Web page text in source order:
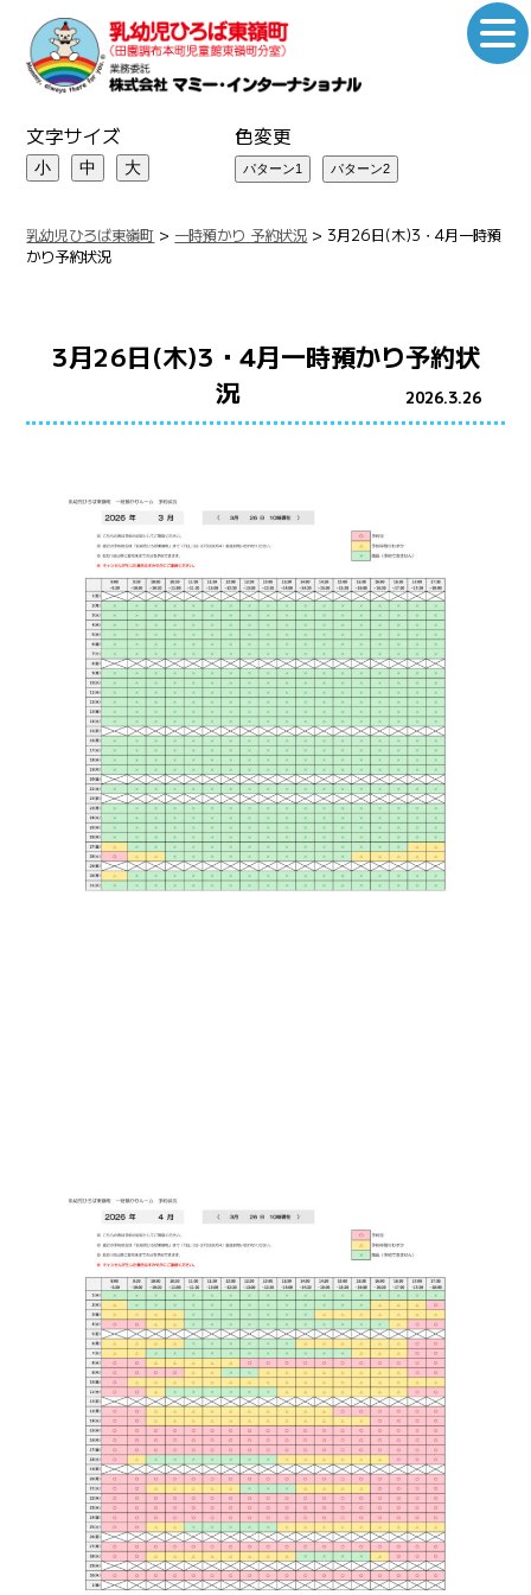
文字サイズ
小 中 大
色変更
乳幼児ひろば東嶺町 > 一時預かり 予約状況 > 3月26日(木)3・4月一時預
かり予約状況
3月26日(木)3・4月一時預かり予約状
況
2026.3.26